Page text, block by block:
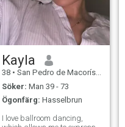
Kayla
38 • San Pedro de Macorís, San Pedro de Macorís, Dominikanska Rep...
Söker: Man 39 - 73
Ögonfärg: Hasselbrun
I love ballroom dancing,